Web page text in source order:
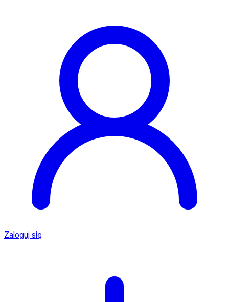
Zaloguj się